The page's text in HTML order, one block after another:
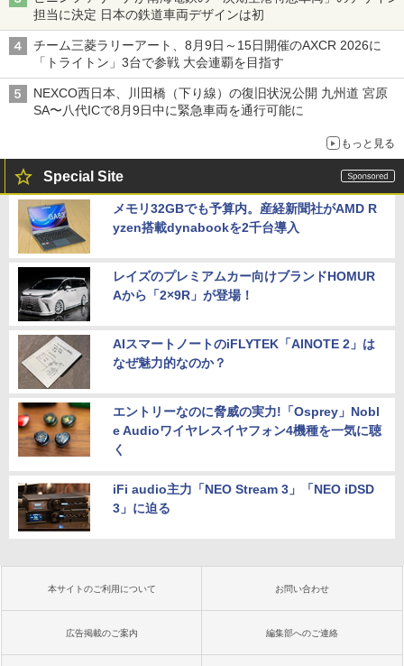
担当に決定 日本の鉄道車両デザインは初
チーム三菱ラリーアート、8月9日～15日開催のAXCR 2026に
「トライトン」3台で参戦 大会連覇を目指す
NEXCO西日本、川田橋（下り線）の復旧状況公開 九州道 宮原
SA〜八代ICで8月9日中に緊急車両を通行可能に
もっと見る
Special Site
メモリ32GBでも予算内。産経新聞社がAMD R
yzen搭載dynabookを2千台導入
レイズのプレミアムカー向けブランドHOMUR
Aから「2×9R」が登場！
AIスマートノートのiFLYTEK「AINOTE 2」は
なぜ魅力的なのか？
エントリーなのに脅威の実力!「Osprey」Nobl
e Audioワイヤレスイヤフォン4機種を一気に聴
く
iFi audio主力「NEO Stream 3」「NEO iDSD
3」に迫る
本サイトのご利用について お問い合わせ
広告掲載のご案内 編集部へのご連絡